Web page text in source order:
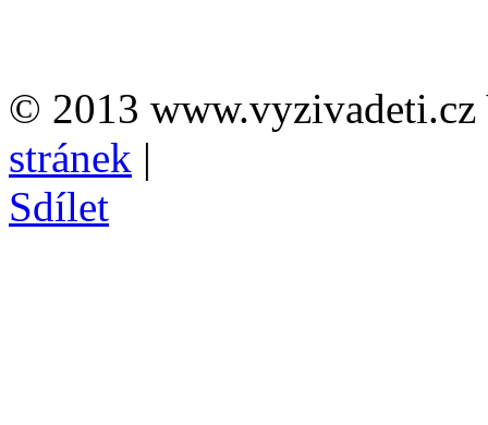
© 2013 www.vyzivadeti.cz
stránek |
Sdílet